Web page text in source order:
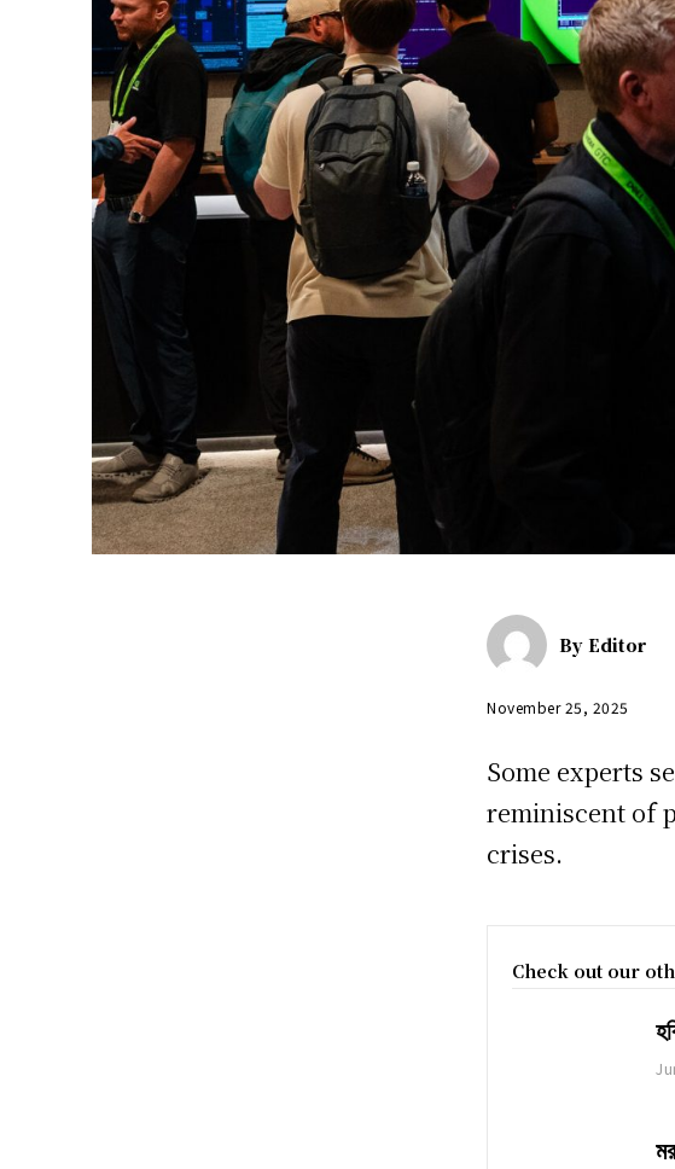
By Editor
November 25, 2025
Some experts
reminiscent of
crises.
Check out our